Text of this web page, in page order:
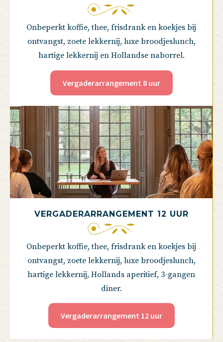
Onbeperkt koffie, thee, frisdrank en koekjes bij
ontvangst, zoete lekkernij, luxe broodjeslunch,
hartige lekkernij en Hollandse naborrel.
Vergaderarrangement 8 uur
VERGADERARRANGEMENT 12 UUR
Onbeperkt koffie, thee, frisdrank en koekjes bij
ontvangst, zoete lekkernij, luxe broodjeslunch,
hartige lekkernij, Hollands aperitief, 3-gangen
diner.
Vergaderarrangement 12 uur